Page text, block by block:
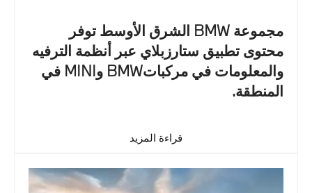
مجموعة BMW الشرق الأوسط توفر
محتوى تطبيق ستارزبلاي عبر أنظمة الترفيه
والمعلومات في مركباتBMW وMINI في
المنطقة.
قراءة المزيد